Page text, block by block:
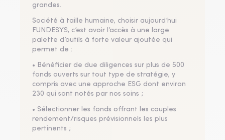
grandes.
Société à taille humaine, choisir aujourd’hui
FUNDESYS, c’est avoir l’accès à une large
palette d’outils à forte valeur ajoutée qui
permet de :
• Bénéficier de due diligences sur plus de 500
fonds ouverts sur tout type de stratégie, y
compris avec une approche ESG dont environ
230 qui sont notés par nos soins ;
• Sélectionner les fonds offrant les couples
rendement/risques prévisionnels les plus
pertinents ;